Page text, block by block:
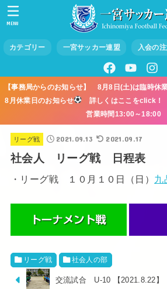
カテゴリー 一宮サッカー連盟 入会の
MENU
【事務局からのお知らせ】 8月8日(土)は臨時休
8月休業日のお知らせ
詳しくはここを
営業時間13:00～
リーグ戦 2021.09.13 2021.09.17
社会人 リーグ戦 日程表
・リーグ戦 １０月１０日（日） 九
リーグ戦 社会人の部
交流試合 U-10 【2021.8.22】